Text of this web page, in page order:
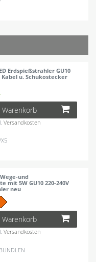
Erdspießstrahler GU10
Kabel u. Schukostecker
Versandkosten
Wege-und
mit 5W GU10 220-240V
neu
Versandkosten